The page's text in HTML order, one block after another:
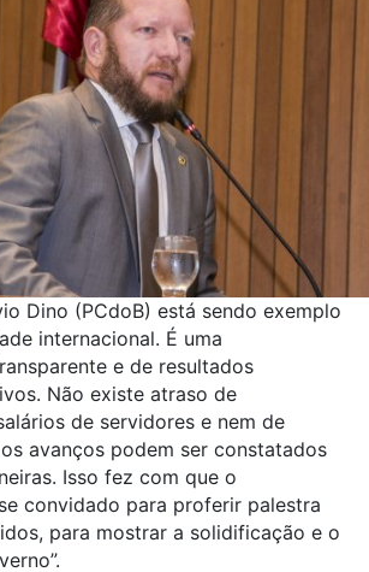
Dino (PCdoB) está sendo exemplo
internacional. É uma
e de resultados
Não existe atraso de
de servidores e nem de
avanços podem ser constatados
Isso fez com que o
convidado para proferir palestra
para mostrar a solidificação e o